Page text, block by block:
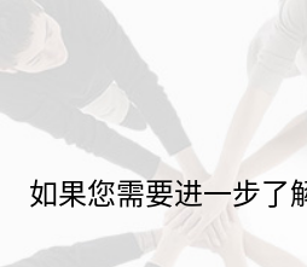
如果您需要进一步了